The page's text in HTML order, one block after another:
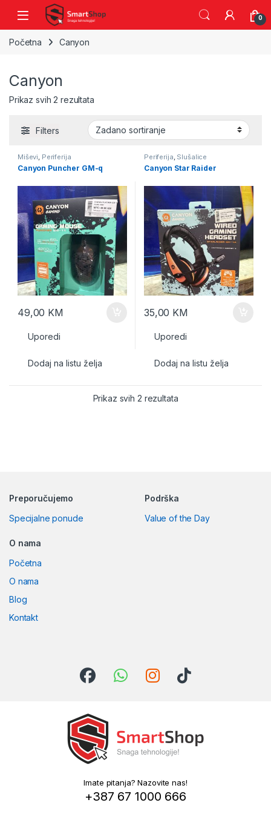
Skip to navigation
Skip to content
0
Početna Canyon
Canyon
Prikaz svih 2 rezultata
Filters
Miševi, Periferija
Canyon Puncher GM-q
49,00 KM
Uporedi
Dodaj na listu želja
Periferija, Slušalice
Canyon Star Raider
35,00 KM
Uporedi
Dodaj na listu želja
Prikaz svih 2 rezultata
Preporučujemo
Specijalne ponude
Podrška
Value of the Day
O nama
Početna
O nama
Blog
Kontakt
Imate pitanja? Nazovite nas!
+387 67 1000 666